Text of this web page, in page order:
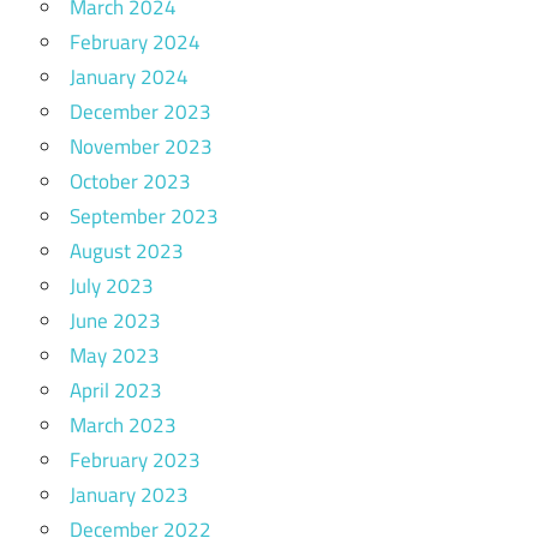
March 2024
February 2024
January 2024
December 2023
November 2023
October 2023
September 2023
August 2023
July 2023
June 2023
May 2023
April 2023
March 2023
February 2023
January 2023
December 2022